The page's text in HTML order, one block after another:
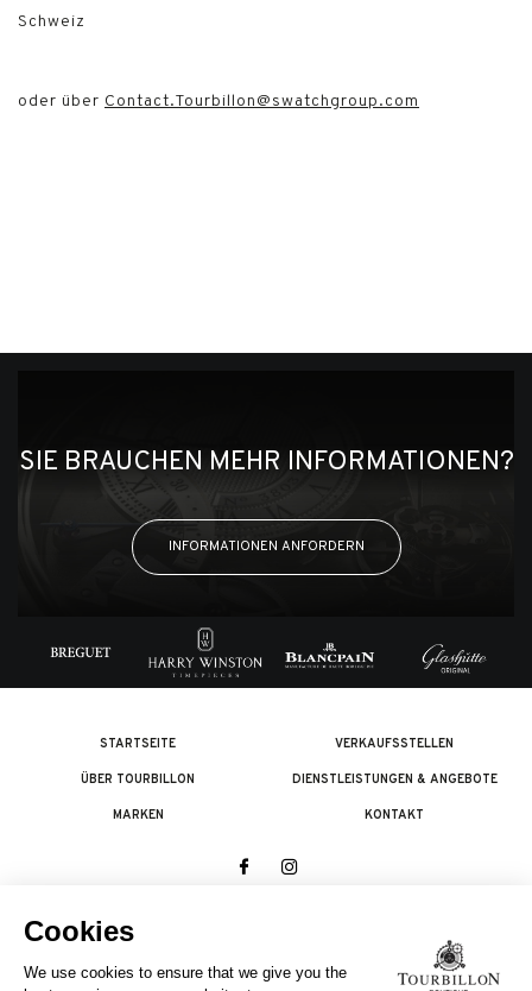
Schweiz
oder über Contact.Tourbillon@swatchgroup.com
SIE BRAUCHEN MEHR INFORMATIONEN?
INFORMATIONEN ANFORDERN
STARTSEITE
ÜBER TOURBILLON
MARKEN
VERKAUFSSTELLEN
DIENSTLEISTUNGEN & ANGEBOTE
KONTAKT